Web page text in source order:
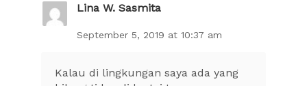
Lina W. Sasmita
September 5, 2019 at 10:37 am
Kalau di lingkungan saya ada yang